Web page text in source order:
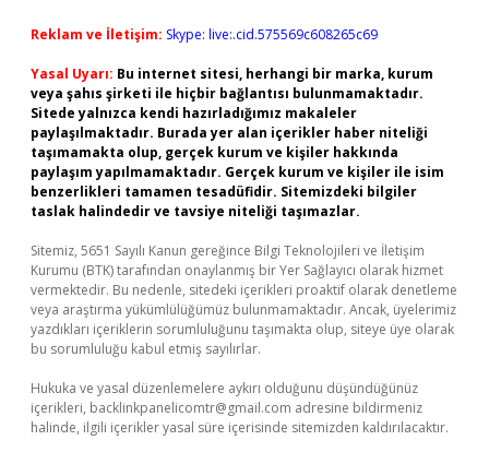
Reklam ve İletişim: Skype: live:.cid.575569c608265c69
Yasal Uyarı: Bu internet sitesi, herhangi bir marka, kurum
veya şahıs şirketi ile hiçbir bağlantısı bulunmamaktadır.
Sitede yalnızca kendi hazırladığımız makaleler
paylaşılmaktadır. Burada yer alan içerikler haber niteliği
taşımamakta olup, gerçek kurum ve kişiler hakkında
paylaşım yapılmamaktadır. Gerçek kurum ve kişiler ile isim
benzerlikleri tamamen tesadüfidir. Sitemizdeki bilgiler
taslak halindedir ve tavsiye niteliği taşımazlar.
Sitemiz, 5651 Sayılı Kanun gereğince Bilgi Teknolojileri ve İletişim
Kurumu (BTK) tarafından onaylanmış bir Yer Sağlayıcı olarak hizmet
vermektedir. Bu nedenle, sitedeki içerikleri proaktif olarak denetleme
veya araştırma yükümlülüğümüz bulunmamaktadır. Ancak, üyelerimiz
yazdıkları içeriklerin sorumluluğunu taşımakta olup, siteye üye olarak
bu sorumluluğu kabul etmiş sayılırlar.
Hukuka ve yasal düzenlemelere aykırı olduğunu düşündüğünüz
içerikleri, backlinkpanelicomtr@gmail.com adresine bildirmeniz
halinde, ilgili içerikler yasal süre içerisinde sitemizden kaldırılacaktır.